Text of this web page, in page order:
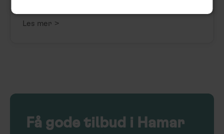
Les mer >
Få gode tilbud i Hamar